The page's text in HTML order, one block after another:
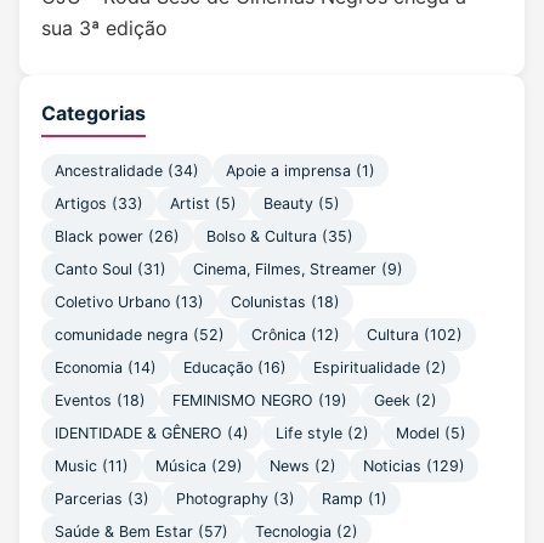
sua 3ª edição
Categorias
Ancestralidade (34) Apoie a imprensa (1)
Artigos (33) Artist (5) Beauty (5)
Black power (26) Bolso & Cultura (35)
Canto Soul (31) Cinema, Filmes, Streamer (9)
Coletivo Urbano (13) Colunistas (18)
comunidade negra (52) Crônica (12) Cultura (102)
Economia (14) Educação (16) Espiritualidade (2)
Eventos (18) FEMINISMO NEGRO (19) Geek (2)
IDENTIDADE & GÊNERO (4) Life style (2) Model (5)
Music (11) Música (29) News (2) Noticias (129)
Parcerias (3) Photography (3) Ramp (1)
Saúde & Bem Estar (57) Tecnologia (2)